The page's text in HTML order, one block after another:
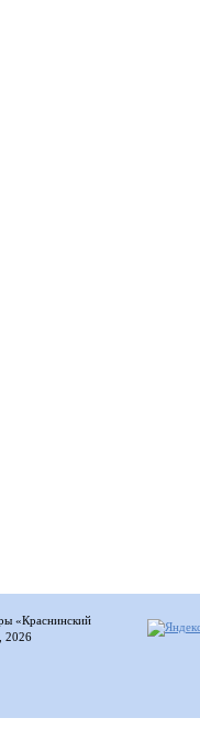
«Краснинский
2026